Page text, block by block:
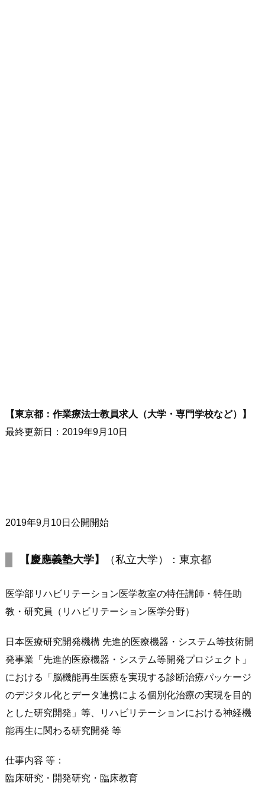
【東京都：作業療法士教員求人（大学・専門学校など）】
最終更新日：2019年9月10日
2019年9月10日公開開始
【慶應義塾大学】 （私立大学）：東京都
医学部リハビリテーション医学教室の特任講師・特任助
教・研究員（リハビリテーション医学分野）
日本医療研究開発機構 先進的医療機器・システム等技術開
発事業「先進的医療機器・システム等開発プロジェクト」
における「脳機能再生医療を実現する診断治療パッケージ
のデジタル化とデータ連携による個別化治療の実現を目的
とした研究開発」等、リハビリテーションにおける神経機
能再生に関わる研究開発 等
仕事内容 等：
臨床研究・開発研究・臨床教育